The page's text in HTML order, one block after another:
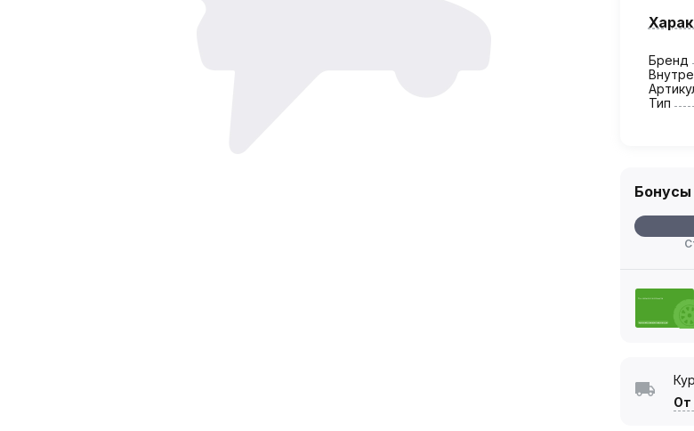
Бренд
Тип
Бонусы
От